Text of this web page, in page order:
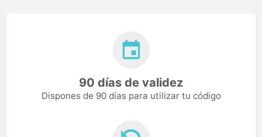
90 días de validez
Dispones de 90 días para utilizar tu código